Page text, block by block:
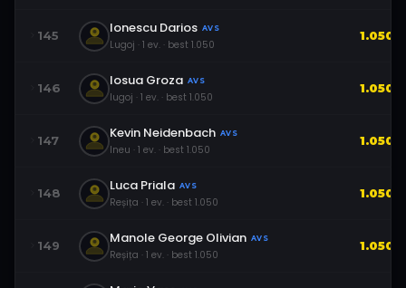
145 Ionescu Darios AVS
Lugoj · 1 ev. · best 1.050
1.050
146 Iosua Groza AVS
lugoj · 1 ev. · best 1.050
1.050
147 Kevin Neidenbach AVS
Ineu · 1 ev. · best 1.050
1.050
148 Luca Priala AVS
Reșița · 1 ev. · best 1.050
1.050
149 Manole George Olivian AVS
Reșița · 1 ev. · best 1.050
1.050